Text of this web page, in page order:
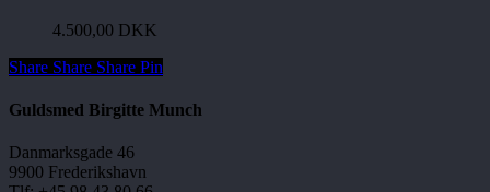
4.500,00 DKK
Share
Share Share Share Pin
Guldsmed Birgitte Munch
Danmarksgade 46
9900 Frederikshavn